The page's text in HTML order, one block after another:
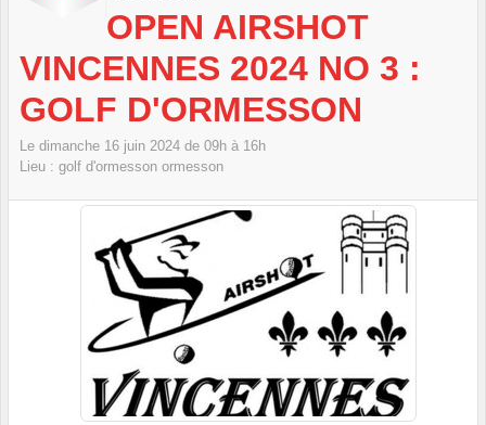
OPEN AIRSHOT
VINCENNES 2024 NO 3 :
GOLF D'ORMESSON
Le dimanche 16 juin 2024 de 09h à 16h
Lieu : golf d'ormesson ormesson